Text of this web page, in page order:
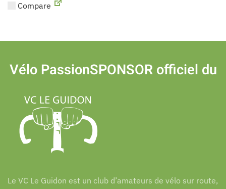
Compare
Vélo PassionSPONSOR officiel du
Le VC Le Guidon est un club d’amateurs de vélo sur route,